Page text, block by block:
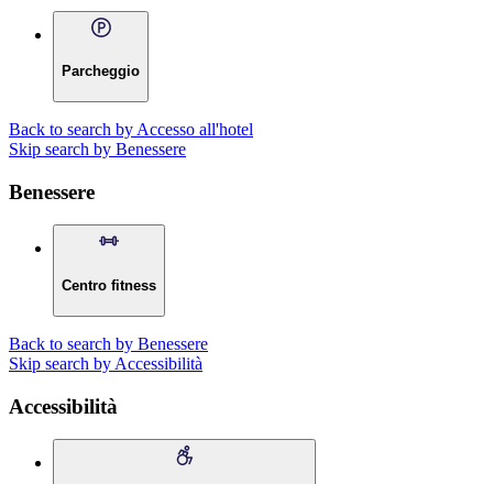
Parcheggio
Back to search by Accesso all'hotel
Skip search by Benessere
Benessere
Centro fitness
Back to search by Benessere
Skip search by Accessibilità
Accessibilità